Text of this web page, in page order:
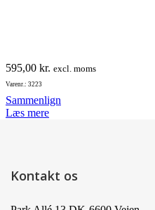
595,00 kr. excl. moms
Varenr.: 3223
Sammenlign
Læs mere
Kontakt os